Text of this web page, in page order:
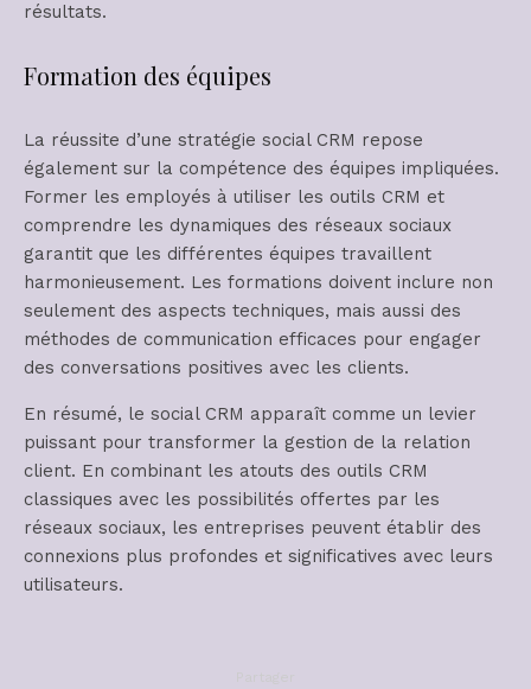
résultats.
Formation des équipes
La réussite d’une stratégie social CRM repose
également sur la compétence des équipes impliquées.
Former les employés à utiliser les outils CRM et
comprendre les dynamiques des réseaux sociaux
garantit que les différentes équipes travaillent
harmonieusement. Les formations doivent inclure non
seulement des aspects techniques, mais aussi des
méthodes de communication efficaces pour engager
des conversations positives avec les clients.
En résumé, le social CRM apparaît comme un levier
puissant pour transformer la gestion de la relation
client. En combinant les atouts des outils CRM
classiques avec les possibilités offertes par les
réseaux sociaux, les entreprises peuvent établir des
connexions plus profondes et significatives avec leurs
utilisateurs.